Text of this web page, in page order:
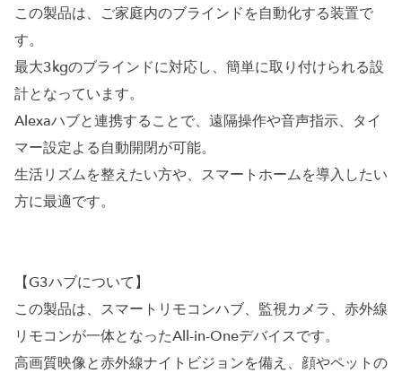
この製品は、ご家庭内のブラインドを自動化する装置で
す。
最大3kgのブラインドに対応し、簡単に取り付けられる設
計となっています。
Alexaハブと連携することで、遠隔操作や音声指示、タイ
マー設定よる自動開閉が可能。
生活リズムを整えたい方や、スマートホームを導入したい
方に最適です。
【G3ハブについて】
この製品は、スマートリモコンハブ、監視カメラ、赤外線
リモコンが一体となったAll-in-Oneデバイスです。
高画質映像と赤外線ナイトビジョンを備え、顔やペットの